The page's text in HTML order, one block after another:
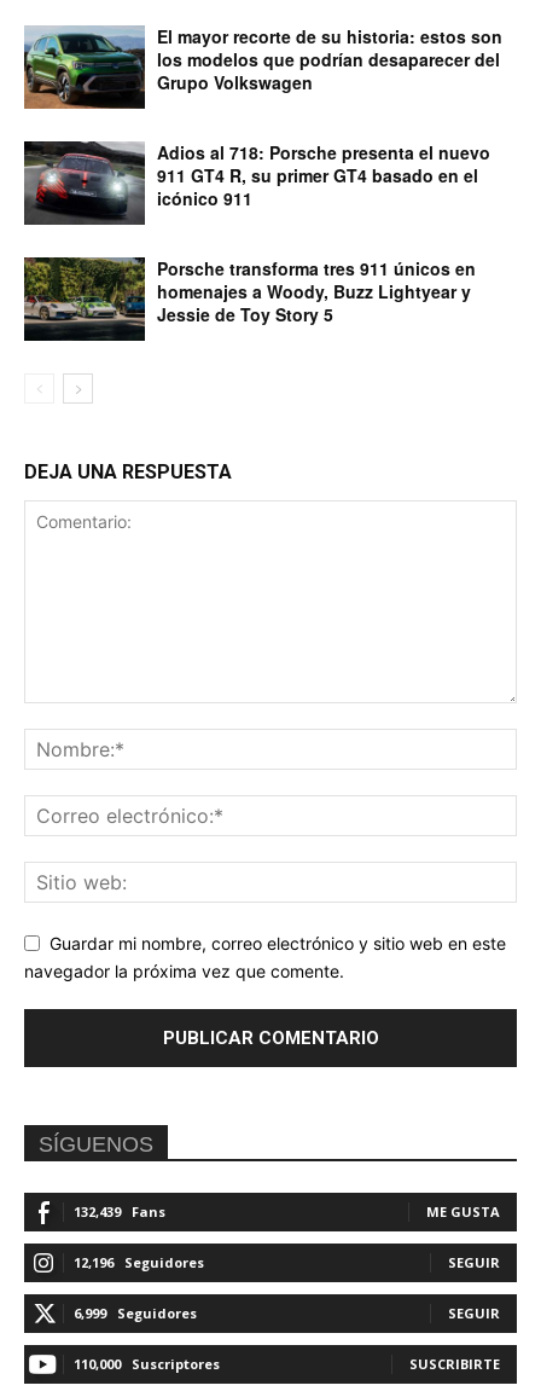
El mayor recorte de su historia: estos son
los modelos que podrían desaparecer del
Grupo Volkswagen
Adios al 718: Porsche presenta el nuevo
911 GT4 R, su primer GT4 basado en el
icónico 911
Porsche transforma tres 911 únicos en
homenajes a Woody, Buzz Lightyear y
Jessie de Toy Story 5
DEJA UNA RESPUESTA
Guardar mi nombre, correo electrónico y sitio web en este
navegador la próxima vez que comente.
SÍGUENOS
132,439 Fans ME GUSTA
12,196 Seguidores SEGUIR
6,999 Seguidores SEGUIR
110,000 Suscriptores SUSCRIBIRTE